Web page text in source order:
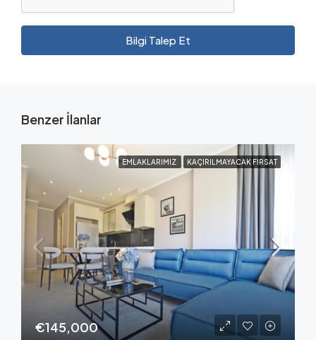
Bilgi Talep Et
Benzer İlanlar
EMLAKLARIMIZ KAÇIRILMAYACAK FIRSAT
€145,000